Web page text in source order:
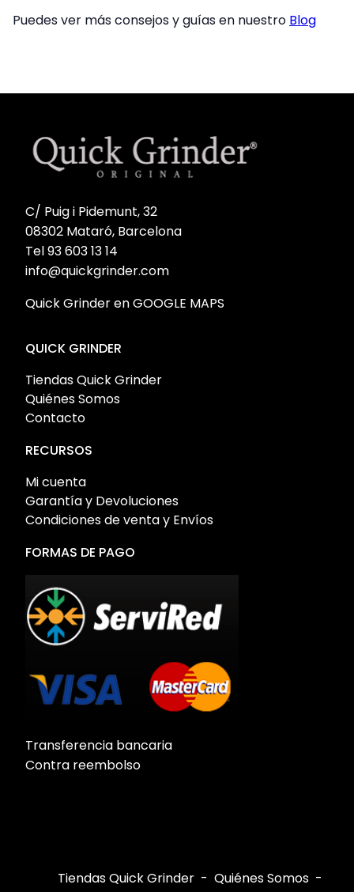
Puedes ver más consejos y guías en nuestro Blog
C/ Puig i Pidemunt, 32
08302 Mataró, Barcelona
Tel 93 603 13 14
info@quickgrinder.com
Quick Grinder en GOOGLE MAPS
QUICK GRINDER
Tiendas Quick Grinder
Quiénes Somos
Contacto
RECURSOS
Mi cuenta
Garantía y Devoluciones
Condiciones de venta y Envíos
FORMAS DE PAGO
Transferencia bancaria
Contra reembolso
Tiendas Quick Grinder
Quiénes Somos